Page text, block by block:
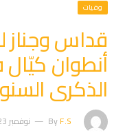
وفيات
قداس وجناز
أنطوان
الذكرى
ByF.S نوفمبر 23, 2025